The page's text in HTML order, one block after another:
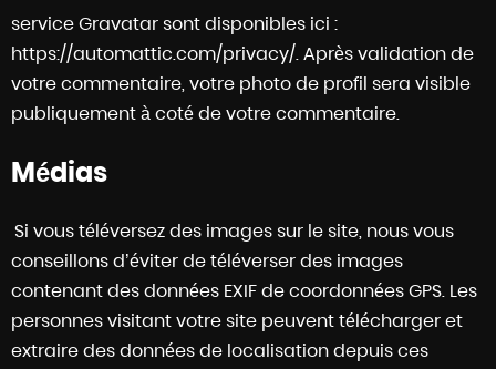
service Gravatar sont disponibles ici :
https://automattic.com/privacy/. Après validation de
votre commentaire, votre photo de profil sera visible
publiquement à coté de votre commentaire.
Médias
Si vous téléversez des images sur le site, nous vous
conseillons d’éviter de téléverser des images
contenant des données EXIF de coordonnées GPS. Les
personnes visitant votre site peuvent télécharger et
extraire des données de localisation depuis ces